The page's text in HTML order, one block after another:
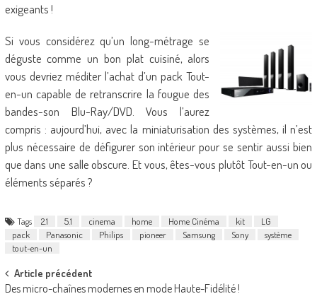
exigeants !
Si vous considérez qu’un long-métrage se
déguste comme un bon plat cuisiné, alors
vous devriez méditer l’achat d’un pack Tout-
en-un capable de retranscrire la fougue des
bandes-son Blu-Ray/DVD. Vous l’aurez
compris : aujourd’hui, avec la miniaturisation des systèmes, il n’est
plus nécessaire de défigurer son intérieur pour se sentir aussi bien
que dans une salle obscure. Et vous, êtes-vous plutôt Tout-en-un ou
éléments séparés ?
Tags 2.1 5.1 cinema home Home Cinéma kit
LG
pack
Panasonic Philips pioneer Samsung Sony
système
tout-en-un
Post
navigation
Article précédent
Des micro-chaînes modernes en mode Haute-Fidélité !